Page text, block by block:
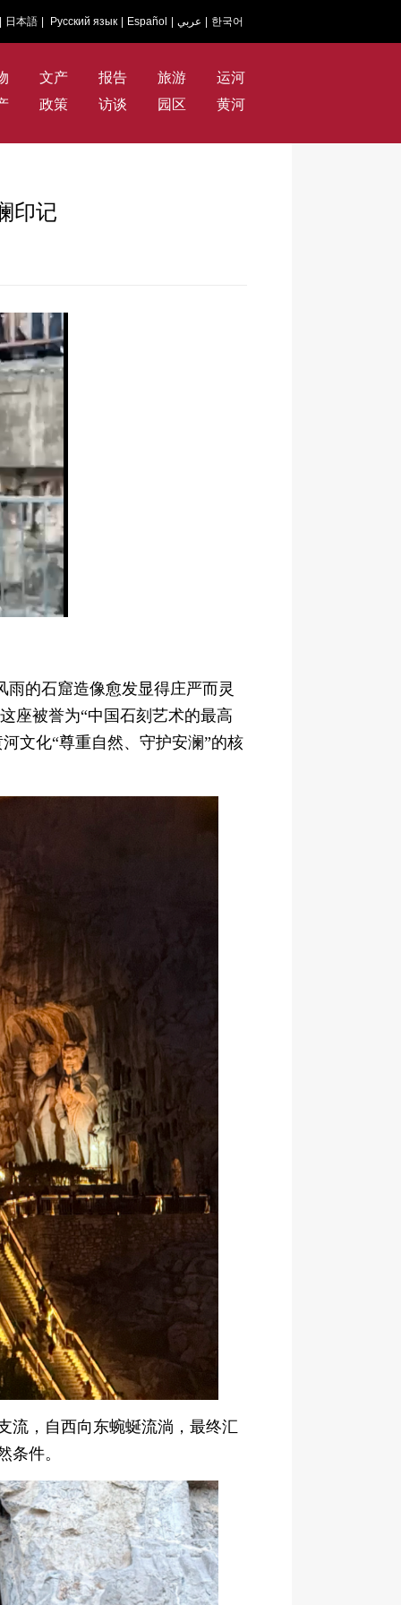
日本語 Русский язык Español عربي 한국어
文产 报告 旅游
运河
政策 访谈 园区 黄河
印记
Fullscreen
的石窟造像愈发显得庄严而灵
座被誉为“中国石刻艺术的最高
文化“尊重自然、守护安澜”的核
流，自西向东蜿蜒流淌，最终汇
条件。